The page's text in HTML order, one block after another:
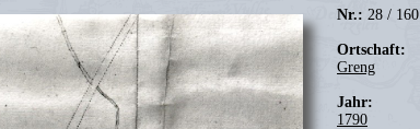
Nr.: 28 / 160
Ortschaft:
Greng
Jahr:
1790